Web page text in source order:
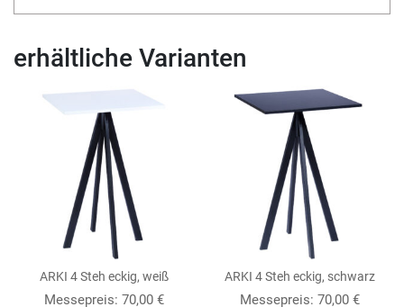
erhältliche Varianten
ARKI 4 Steh eckig, weiß
Messepreis: 70,00 €
ARKI 4 Steh eckig, schwarz
Messepreis:70,00€